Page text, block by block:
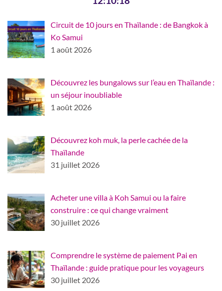
Circuit de 10 jours en Thaïlande : de Bangkok à
Ko Samui
1 août 2026
Découvrez les bungalows sur l’eau en Thaïlande :
un séjour inoubliable
1 août 2026
Découvrez koh muk, la perle cachée de la
Thaïlande
31 juillet 2026
Acheter une villa à Koh Samui ou la faire
construire : ce qui change vraiment
30 juillet 2026
Comprendre le système de paiement Pai en
Thaïlande : guide pratique pour les voyageurs
30 juillet 2026